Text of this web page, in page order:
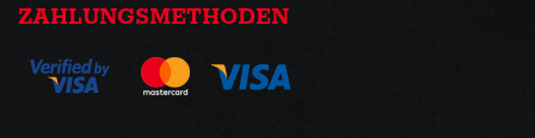
ZAHLUNGSMETHODEN